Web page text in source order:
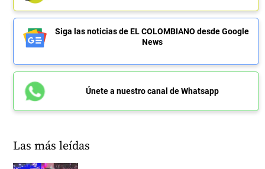
Siga las noticias de EL COLOMBIANO desde Google
News
Únete a nuestro canal de Whatsapp
Las más leídas